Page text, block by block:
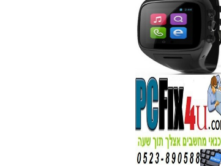
150
₪
מידע נוסף
נגן DVD קורא DIVX עם USB
מבית PIONEER
החל מ- 349 ₪
מידע נוסף
מברשות איפור מיקצועי למאפרים
349
₪
מידע נוסף